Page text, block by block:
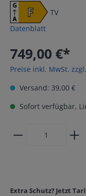
F
G
A
TV
Datenblatt
749,00 €*
Preise inkl. MwSt.
Versand: 39,00 €
Sofort verfügbar,
Extra Schutz? Jetzt